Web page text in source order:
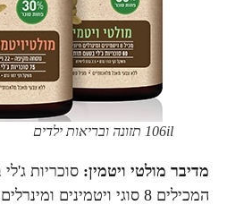
106il תזונה ובריאות ילדים
מדיבר מולטי ויטמין: סוכריות
המכילים 8 סוגי ויטמינים